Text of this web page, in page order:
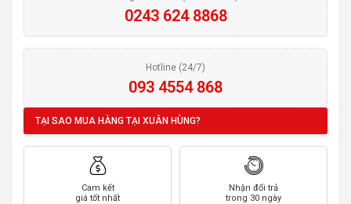
0243 624 8868
Hotline (24/7)
093 4554 868
TẠI SAO MUA HÀNG TẠI XUÂN HÙNG?
Cam kết
giá tốt nhất
Nhận đổi trả
trong 30 ngày